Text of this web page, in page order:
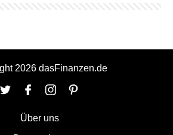
2026 dasFinanzen.de
Über uns